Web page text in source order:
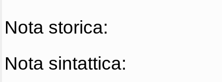
Nota storica:
Nota sintattica: